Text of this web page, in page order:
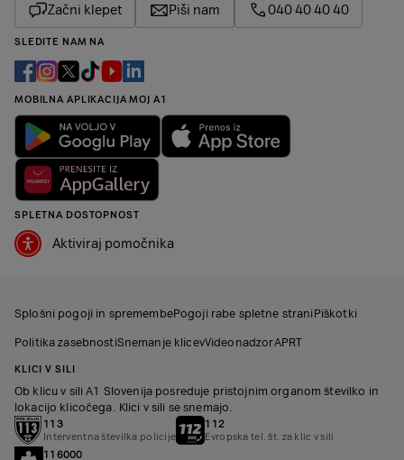
Začni klepet Piši nam 040 40 40 40
SLEDITE NAM NA
MOBILNA APLIKACIJA MOJ A1
SPLETNA DOSTOPNOST
Aktiviraj pomočnika
Splošni pogoji in spremembePogoji rabe spletne strani Piškotki
Politika zasebnostiSnemanje klicevVideonadzorAPRT
KLICI V SILI
Ob klicu v sili A1 Slovenija posreduje pristojnim organom številko in
lokacijo klicočega. Klici v sili se snemajo.
113
Interventna številka policije
112
Evropska tel. št. za klic v sili
116000